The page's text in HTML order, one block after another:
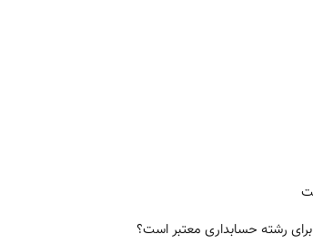
برای رشته حسابداری معتبر است؟